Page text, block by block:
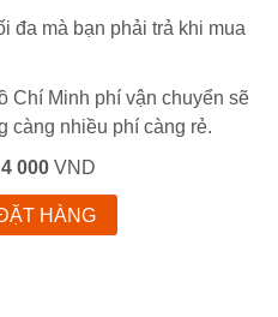
đa mà bạn phải trả khi mua
Chí Minh phí vận chuyển sẽ
càng nhiều phí càng rẻ.
4 000 VND
HÀNG